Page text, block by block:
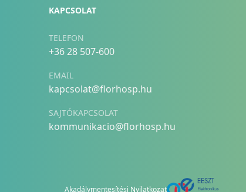
KAPCSOLAT
TELEFON
+36 28 507-600
EMAIL
kapcsolat@florhosp.hu
SAJTÓKAPCSOLAT
kommunikacio@florhosp.hu
Akadálymentesítési Nyilatkozat